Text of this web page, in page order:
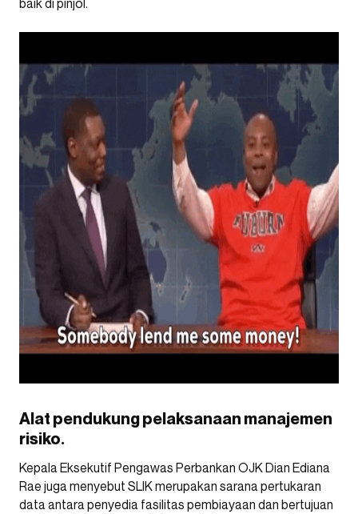
baik di pinjol.
Alat pendukung pelaksanaan manajemen
risiko.
Kepala Eksekutif Pengawas Perbankan OJK Dian Ediana
Rae juga menyebut SLIK merupakan sarana pertukaran
data antara penyedia fasilitas pembiayaan dan bertujuan